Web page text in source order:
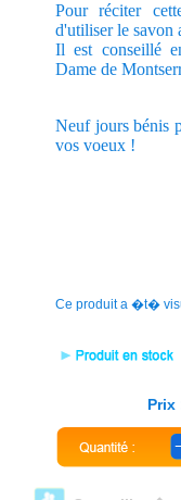
Pour réciter
d'utiliser le savon
Il est conseillé
Dame de
Neuf jours bénis
vos voeux !
Ce produit a �t�
Prix